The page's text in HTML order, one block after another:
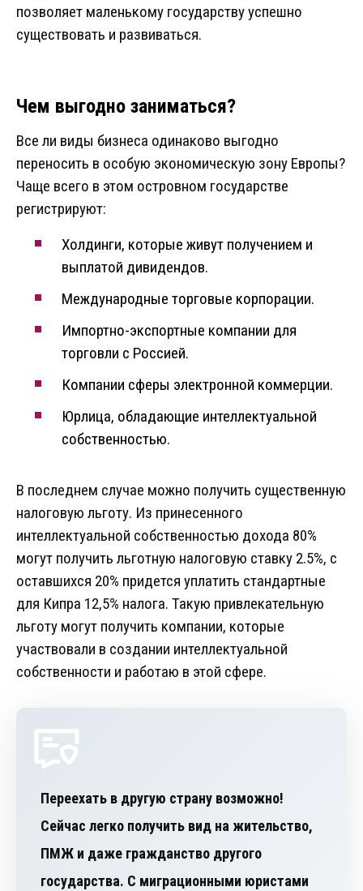
позволяет маленькому государству успешно
существовать и развиваться.
Чем выгодно заниматься?
Все ли виды бизнеса одинаково выгодно
переносить в особую экономическую зону Европы?
Чаще всего в этом островном государстве
регистрируют:
Холдинги, которые живут получением и
выплатой дивидендов.
Международные торговые корпорации.
Импортно-экспортные компании для
торговли с Россией.
Компании сферы электронной коммерции.
Юрлица, обладающие интеллектуальной
собственностью.
В последнем случае можно получить существенную
налоговую льготу. Из принесенного
интеллектуальной собственностью дохода 80%
могут получить льготную налоговую ставку 2.5%, с
оставшихся 20% придется уплатить стандартные
для Кипра 12,5% налога. Такую привлекательную
льготу могут получить компании, которые
участвовали в создании интеллектуальной
собственности и работаю в этой сфере.
Переехать в другую страну возможно!
Сейчас легко получить вид на жительство,
ПМЖ и даже гражданство другого
государства. С миграционными юристами